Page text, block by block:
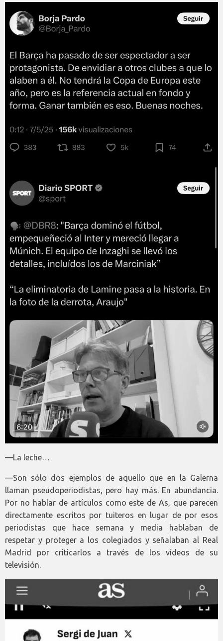
—La leche…
—Son sólo dos ejemplos de aquello que en la Galerna
llaman pseudoperiodistas, pero hay más. En abundancia.
Por no hablar de artículos como este de As, que parecen
directamente escritos por tuiteros en lugar de por esos
periodistas que hace semana y media hablaban de
respetar y proteger a los colegiados y señalaban al Real
Madrid por criticarlos a través de los vídeos de su
televisión.